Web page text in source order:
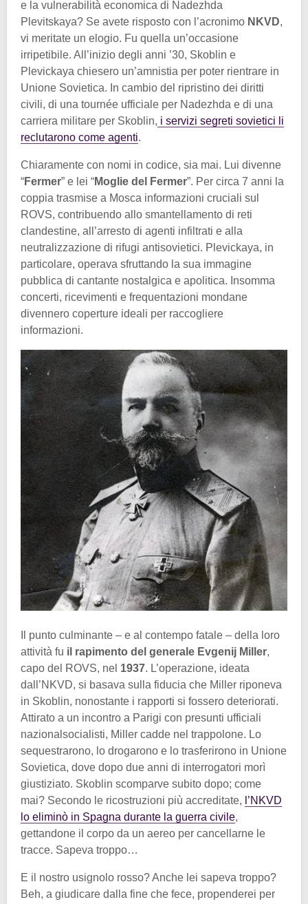
e la vulnerabilità economica di Nadezhda
Plevitskaya? Se avete risposto con l’acronimo NKVD,
vi meritate un elogio. Fu quella un’occasione
irripetibile. All’inizio degli anni ’30, Skoblin e
Plevickaya chiesero un’amnistia per poter rientrare in
Unione Sovietica. In cambio del ripristino dei diritti
civili, di una tournée ufficiale per Nadezhda e di una
carriera militare per Skoblin, i servizi segreti sovietici li
reclutarono come agenti.
Chiaramente con nomi in codice, sia mai. Lui divenne
“Fermer” e lei “Moglie del Fermer”. Per circa 7 anni la
coppia trasmise a Mosca informazioni cruciali sul
ROVS, contribuendo allo smantellamento di reti
clandestine, all’arresto di agenti infiltrati e alla
neutralizzazione di rifugi antisovietici. Plevickaya, in
particolare, operava sfruttando la sua immagine
pubblica di cantante nostalgica e apolitica. Insomma
concerti, ricevimenti e frequentazioni mondane
divennero coperture ideali per raccogliere
informazioni.
Il punto culminante – e al contempo fatale – della loro
attività fu il rapimento del generale Evgenij Miller,
capo del ROVS, nel 1937. L’operazione, ideata
dall’NKVD, si basava sulla fiducia che Miller riponeva
in Skoblin, nonostante i rapporti si fossero deteriorati.
Attirato a un incontro a Parigi con presunti ufficiali
nazionalsocialisti, Miller cadde nel trappolone. Lo
sequestrarono, lo drogarono e lo trasferirono in Unione
Sovietica, dove dopo due anni di interrogatori morì
giustiziato. Skoblin scomparve subito dopo; come
mai? Secondo le ricostruzioni più accreditate, l’NKVD
lo eliminò in Spagna durante la guerra civile,
gettandone il corpo da un aereo per cancellarne le
tracce. Sapeva troppo…
E il nostro usignolo rosso? Anche lei sapeva troppo?
Beh, a giudicare dalla fine che fece, propenderei per